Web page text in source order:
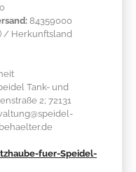
84359000
/ Herkunftsland
Tank- und
2; 72131
fuer-Speidel-